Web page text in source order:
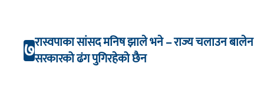
७रास्वपाका सांसद मनिष झाले भने – राज्य चलाउन बालेन
सरकारको ढंग पुगिरहेको छैन